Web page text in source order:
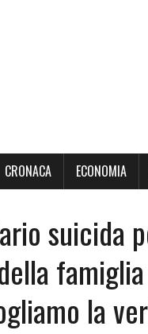
CRONACA ECONOMIA
suicida
la